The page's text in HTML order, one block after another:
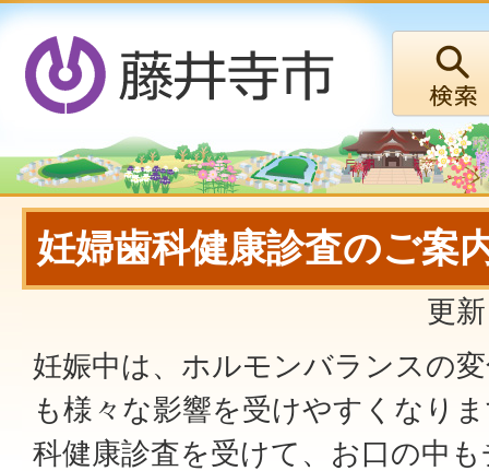
妊婦歯科健康診査のご案
更
妊娠中は、ホルモンバランスの
も様々な影響を受けやすくなり
科健康診査を受けて、お口の中